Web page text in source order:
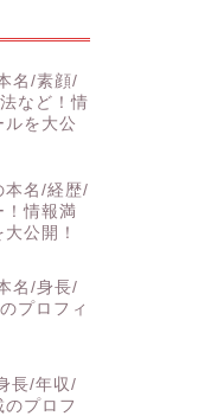
名/素顔/
など！情
ルを大公
本名/経歴/
！情報満
公開！
名/身長/
プロフィ
長/年収/
プロフ